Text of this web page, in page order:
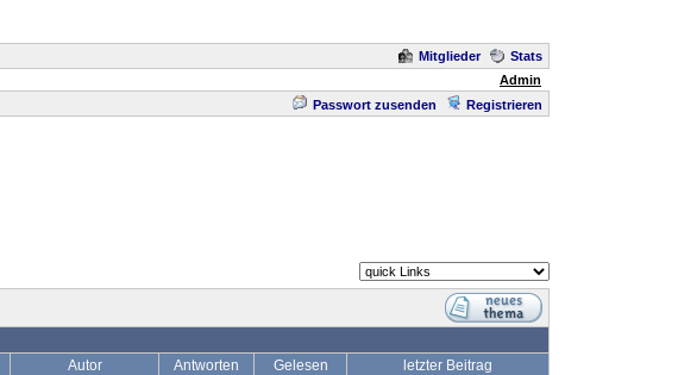
Mitglieder
Stats
Admin
Passwort zusenden Registrieren
Autor Antworten Gelesen letzter Beitrag